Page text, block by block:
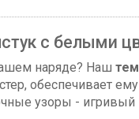
с белыми
наряде? Наш
обеспечивает
узоры -